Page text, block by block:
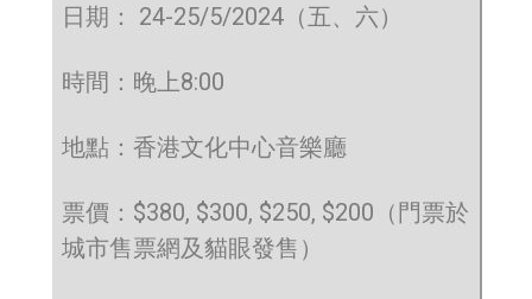
日期： 24-25/5/2024（五、六）
時間：晚上8:00
地點：香港文化中心音樂廳
票價：$380, $300, $250, $200（門票於
城市售票網及貓眼發售）